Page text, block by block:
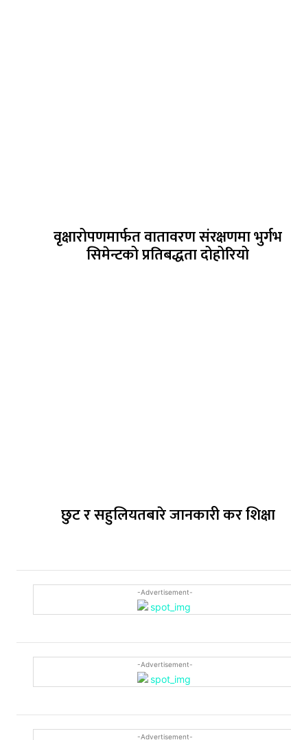
वृक्षारोपणमार्फत वातावरण संरक्षणमा भुर्गभ
सिमेन्टको प्रतिबद्धता दोहोरियो
छुट र सहुलियतबारे जानकारी कर शिक्षा
-Advertisement-
-Advertisement-
-Advertisement-